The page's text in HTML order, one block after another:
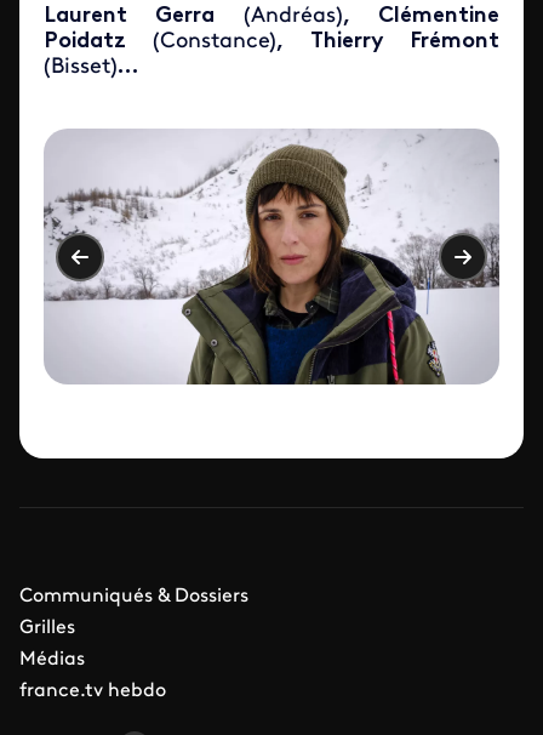
Laurent Gerra (Andréas), Clémentine
Poidatz(Constance), Thierry Frémont
(Bisset)…
Communiqués & Dossiers
Grilles
Médias
france.tv hebdo